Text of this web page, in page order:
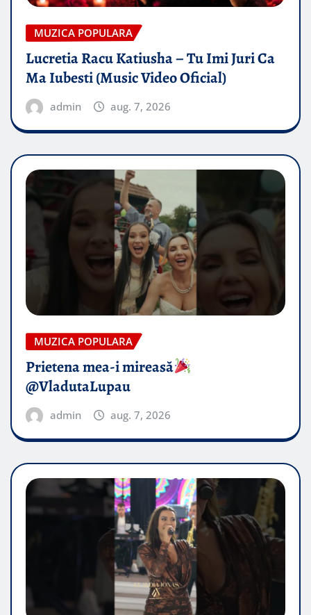
MUZICA POPULARA
Lucretia Racu Katiusha – Tu Imi Juri Ca
Ma Iubesti (Music Video Oficial)
admin aug. 7, 2026
MUZICA POPULARA
Prietena mea-i mireasă​
@VladutaLupau
admin aug. 7, 2026